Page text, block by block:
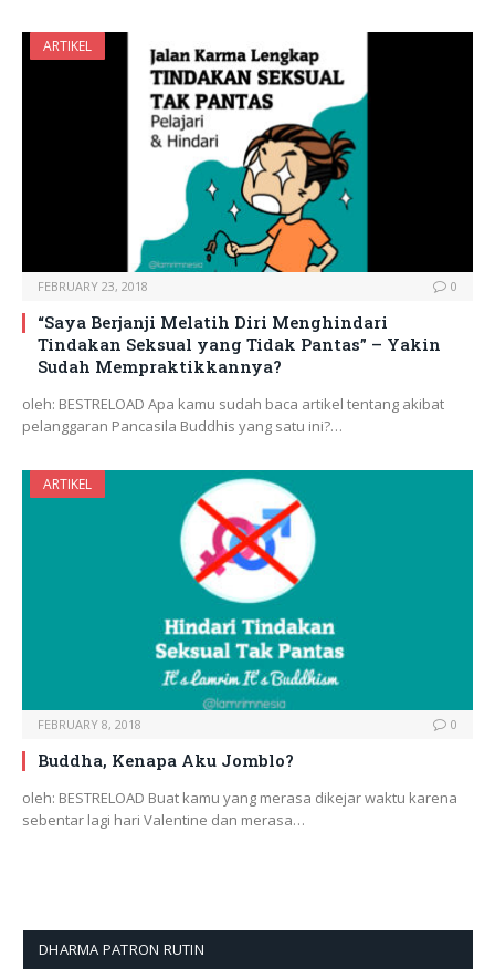
ARTIKEL
FEBRUARY 23, 2018 0
“Saya Berjanji Melatih Diri Menghindari
Tindakan Seksual yang Tidak Pantas” – Yakin
Sudah Mempraktikkannya?
oleh: BESTRELOAD Apa kamu sudah baca artikel tentang akibat
pelanggaran Pancasila Buddhis yang satu ini?…
ARTIKEL
FEBRUARY 8, 2018 0
Buddha, Kenapa Aku Jomblo?
oleh: BESTRELOAD Buat kamu yang merasa dikejar waktu karena
sebentar lagi hari Valentine dan merasa…
DHARMA PATRON RUTIN